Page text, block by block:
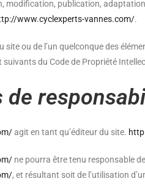
modification, publication,
www.cyclexperts-vannes.com/.
ou de l’un quelconque des
du Code de Propriété
agit en tant qu’éditeur du site.
ne pourra être tenu responsable
, et résultant soit de l’utilisation